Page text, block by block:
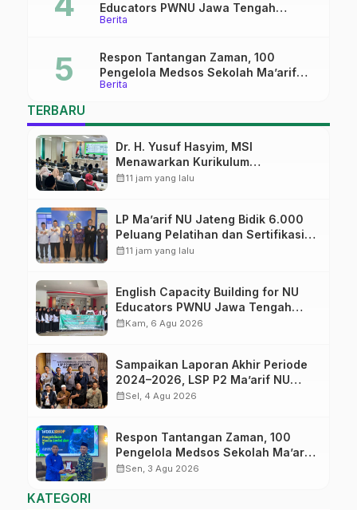
Berita
Educators PWNU Jawa Tengah
Batch#4; Membuka Jalan Menuju
Berita
Respon Tantangan Zaman, 100
Pengelola Medsos Sekolah Ma’arif
Pekalongan Ikuti Pelatihan Literasi
TERBARU
Dr. H. Yusuf Hasyim, MSI
Menawarkan Kurikulum
Diversifikasi, Harapan Baru dalam
calendar_month11 jam yang lalu
LP Ma’arif NU Jateng Bidik 6.000
Peluang Pelatihan dan Sertifikasi
bagi Lulusan SMK
calendar_month11 jam yang lalu
English Capacity Building for NU
Educators PWNU Jawa Tengah
Batch#4; Membuka Jalan Menuju
calendar_monthKam, 6 Agu 2026
Sampaikan Laporan Akhir Periode
2024–2026, LSP P2 Ma’arif NU
Jateng Mantapkan Sinergi Link and
calendar_monthSel, 4 Agu 2026
Respon Tantangan Zaman, 100
Pengelola Medsos Sekolah Ma’arif
Pekalongan Ikuti Pelatihan Literasi
calendar_monthSen, 3 Agu 2026
KATEGORI